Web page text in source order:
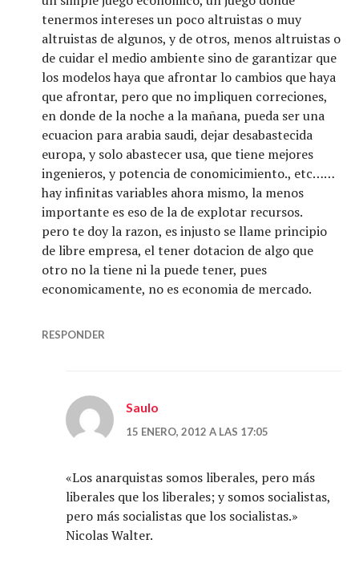
tenermos intereses un poco altruistas o muy
altruistas de algunos, y de otros, menos altruistas o
de cuidar el medio ambiente sino de garantizar que
los modelos haya que afrontar lo cambios que haya
que afrontar, pero que no impliquen correciones,
en donde de la noche a la mañana, pueda ser una
ecuacion para arabia saudi, dejar desabastecida
europa, y solo abastecer usa, que tiene mejores
ingenieros, y potencia de conomicimiento., etc……
hay infinitas variables ahora mismo, la menos
importante es eso de la de explotar recursos.
pero te doy la razon, es injusto se llame principio
de libre empresa, el tener dotacion de algo que
otro no la tiene ni la puede tener, pues
economicamente, no es economia de mercado.
RESPONDER
Saulo
15 ENERO, 2012 A LAS 17:05
«Los anarquistas somos liberales, pero más
liberales que los liberales; y somos socialistas,
pero más socialistas que los socialistas.»
Nicolas Walter.